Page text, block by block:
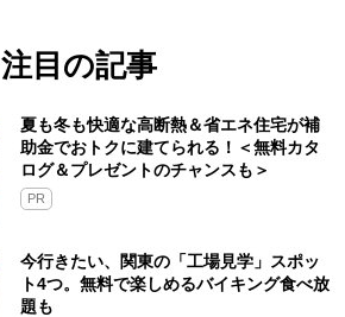
注目の記事
夏も冬も快適な高断熱＆省エネ住宅が補
助金でおトクに建てられる！＜無料カタ
ログ＆プレゼントのチャンスも＞
PR
今行きたい、関東の「工場見学」スポッ
ト4つ。無料で楽しめるバイキング食べ放
題も